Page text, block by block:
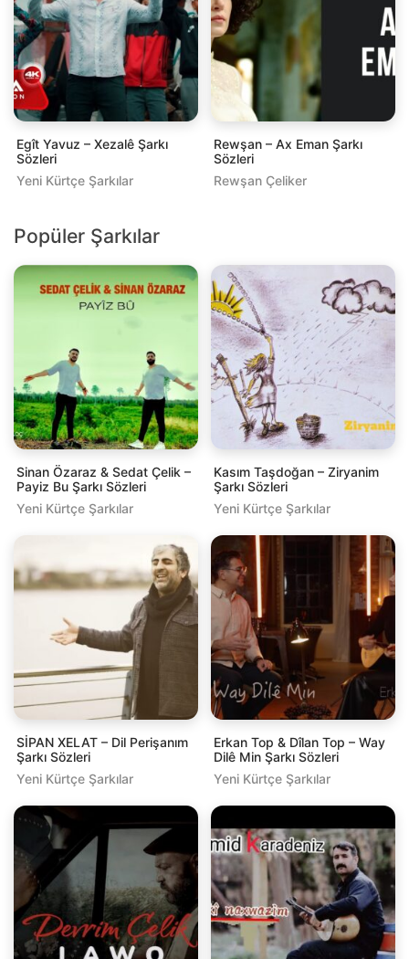
Egît Yavuz – Xezalê Şarkı
Sözleri
Yeni Kürtçe Şarkılar
Rewşan – Ax Eman Şarkı
Sözleri
Rewşan Çeliker
Popüler Şarkılar
Sinan Özaraz & Sedat Çelik –
Payiz Bu Şarkı Sözleri
Yeni Kürtçe Şarkılar
Kasım Taşdoğan – Ziryanim
Şarkı Sözleri
Yeni Kürtçe Şarkılar
SİPAN XELAT – Dil Perişanım
Şarkı Sözleri
Yeni Kürtçe Şarkılar
Erkan Top & Dîlan Top – Way
Dilê Min Şarkı Sözleri
Yeni Kürtçe Şarkılar